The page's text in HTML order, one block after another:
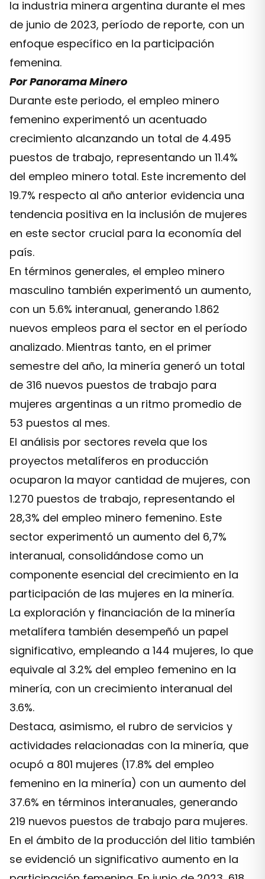
la industria minera argentina durante el mes
de junio de 2023, período de reporte, con un
enfoque específico en la participación
femenina.
Por Panorama Minero
Durante este periodo, el empleo minero
femenino experimentó un acentuado
crecimiento alcanzando un total de 4.495
puestos de trabajo, representando un 11.4%
del empleo minero total. Este incremento del
19.7% respecto al año anterior evidencia una
tendencia positiva en la inclusión de mujeres
en este sector crucial para la economía del
país.
En términos generales, el empleo minero
masculino también experimentó un aumento,
con un 5.6% interanual, generando 1.862
nuevos empleos para el sector en el período
analizado. Mientras tanto, en el primer
semestre del año, la minería generó un total
de 316 nuevos puestos de trabajo para
mujeres argentinas a un ritmo promedio de
53 puestos al mes.
El análisis por sectores revela que los
proyectos metalíferos en producción
ocuparon la mayor cantidad de mujeres, con
1.270 puestos de trabajo, representando el
28,3% del empleo minero femenino. Este
sector experimentó un aumento del 6,7%
interanual, consolidándose como un
componente esencial del crecimiento en la
participación de las mujeres en la minería.
La exploración y financiación de la minería
metalífera también desempeñó un papel
significativo, empleando a 144 mujeres, lo que
equivale al 3.2% del empleo femenino en la
minería, con un crecimiento interanual del
3.6%.
Destaca, asimismo, el rubro de servicios y
actividades relacionadas con la minería, que
ocupó a 801 mujeres (17.8% del empleo
femenino en la minería) con un aumento del
37.6% en términos interanuales, generando
219 nuevos puestos de trabajo para mujeres.
En el ámbito de la producción del litio también
se evidenció un significativo aumento en la